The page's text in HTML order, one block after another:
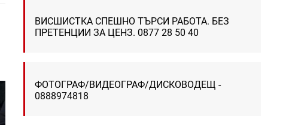
ВИСШИСТКА СПЕШНО ТЪРСИ РАБОТА. БЕЗ
ПРЕТЕНЦИИ ЗА ЦЕНЗ. 0877 28 50 40
ФОТОГРАФ/ВИДЕОГРАФ/ДИСКОВОДЕЩ -
0888974818